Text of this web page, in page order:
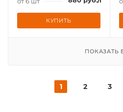
КУПИТЬ
ПОКАЗАТЬ
1 2 3